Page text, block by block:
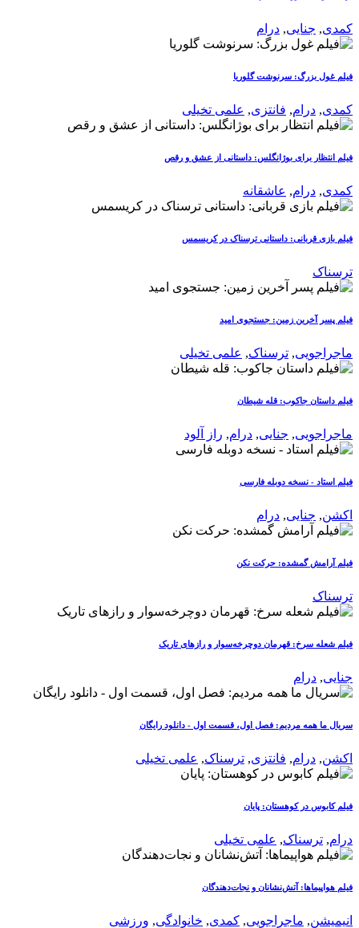
کمدی, جنایی, درام
فیلم غول بزرگ: سرنوشت گلوریا
کمدی, درام, فانتزی, علمی تخیلی
فیلم انتظار برای بوژانگلس: داستانی از عشق و رقص
کمدی, درام, عاشقانه
فیلم بازی قربانی: داستانی ترسناک در کریسمس
ترسناک
فیلم پسر آخرین زمین: جستجوی امید
ماجراجویی, ترسناک, علمی تخیلی
فیلم داستان جاکوب: قله شیطان
ماجراجویی, جنایی, درام, راز آلود
فیلم استاد - نسخه دوبله فارسی
اکشن, جنایی, درام
فیلم آرامش گمشده: حرکت نکن
ترسناک
فیلم شعله سرخ: قهرمان دوچرخه‌سوار و رازهای تاریک
جنایی, درام
سریال ما همه مردیم: فصل اول، قسمت اول - دانلود رایگان
اکشن, درام, فانتزی, ترسناک, علمی تخیلی
فیلم کابوس در کوهستان: پایان
درام, ترسناک, علمی تخیلی
فیلم هواپیماها: آتش‌نشانان و نجات‌دهندگان
انیمیشن, ماجراجویی, کمدی, خانوادگی, ورزشی